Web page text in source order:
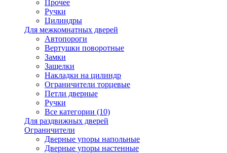
Прочее
Ручки
Цилиндры
Для межкомнатных дверей
Автопороги
Вертушки поворотные
Замки
Защелки
Накладки на цилиндр
Ограничители торцевые
Петли дверные
Ручки
Все категории (10)
Для раздвижных дверей
Ограничители
Дверные упоры напольные
Дверные упоры настенные